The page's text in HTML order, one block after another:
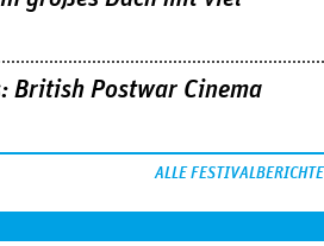
British Postwar Cinema
ALLE FESTIVALBERICHTE